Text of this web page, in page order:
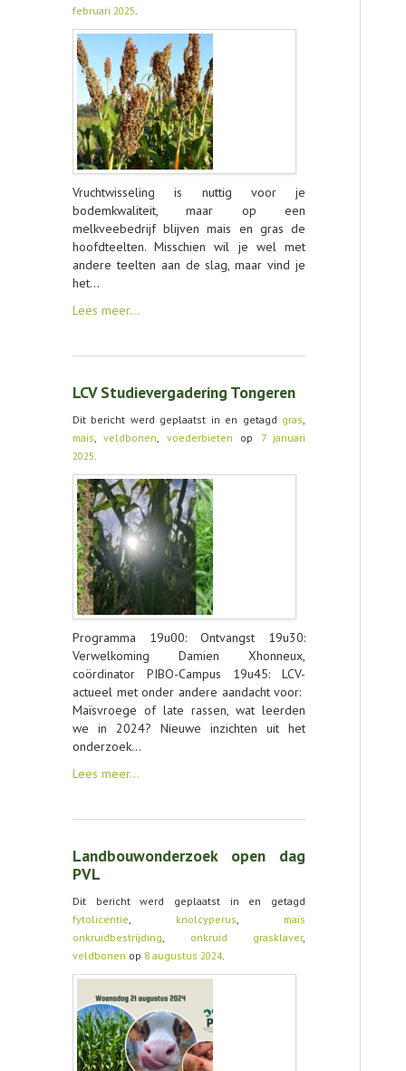
februari 2025.
Vruchtwisseling is nuttig voor je
bodemkwaliteit, maar op een
melkveebedrijf blijven mais en gras de
hoofdteelten. Misschien wil je wel met
andere teelten aan de slag, maar vind je
het…
Lees meer…
LCV Studievergadering Tongeren
Dit bericht werd geplaatst in en getagd gras,
mais,veldbonen, voederbieten op 7 januari
2025.
Programma 19u00: Ontvangst 19u30:
Verwelkoming Damien Xhonneux,
coördinator PIBO-Campus 19u45: LCV-
actueel met onder andere aandacht voor: ​
Maïsvroege of late rassen, wat leerden
we in 2024? Nieuwe inzichten uit het
onderzoek…
Lees meer…
Landbouwonderzoek open dag
PVL
Dit bericht werd geplaatst in en getagd
fytolicentie, knolcyperus, maïs
onkruidbestrijding, onkruid grasklaver,
veldbonen op 8 augustus 2024.